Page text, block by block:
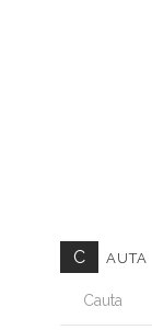
C AUTA